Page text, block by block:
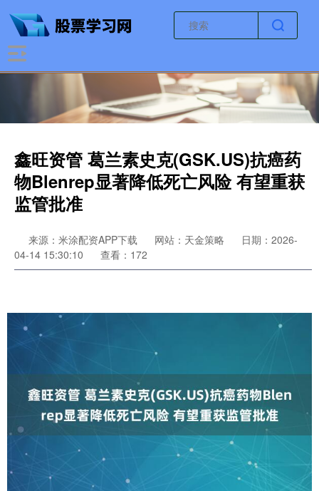
鑫旺资管 葛兰素史克(GSK.US)抗癌药
物Blenrep显著降低死亡风险 有望重获
监管批准
来源：米涂配资APP下载 网站：天金策略
日期：2026-
04-14 15:30:10
查看：172